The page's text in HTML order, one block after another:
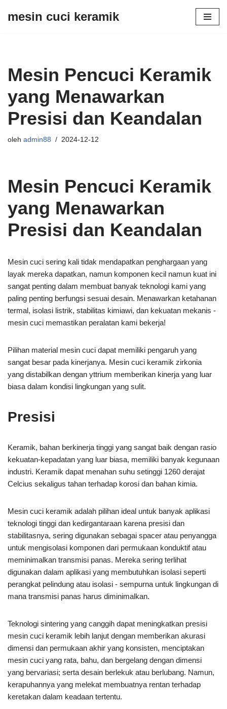
mesin cuci keramik
Mesin Pencuci Keramik
yang Menawarkan
Presisi dan Keandalan
oleh admin88 2024-12-12
Mesin Pencuci Keramik
yang Menawarkan
Presisi dan Keandalan
Mesin cuci sering kali tidak mendapatkan penghargaan yang
layak mereka dapatkan, namun komponen kecil namun kuat ini
sangat penting dalam membuat banyak teknologi kami yang
paling penting berfungsi sesuai desain. Menawarkan ketahanan
termal, isolasi listrik, stabilitas kimiawi, dan kekuatan mekanis -
mesin cuci memastikan peralatan kami bekerja!
Pilihan material mesin cuci dapat memiliki pengaruh yang
sangat besar pada kinerjanya. Mesin cuci keramik zirkonia
yang distabilkan dengan yttrium memberikan kinerja yang luar
biasa dalam kondisi lingkungan yang sulit.
Presisi
Keramik, bahan berkinerja tinggi yang sangat baik dengan rasio
kekuatan-kepadatan yang luar biasa, memiliki banyak kegunaan
industri. Keramik dapat menahan suhu setinggi 1260 derajat
Celcius sekaligus tahan terhadap korosi dan bahan kimia.
Mesin cuci keramik adalah pilihan ideal untuk banyak aplikasi
teknologi tinggi dan kedirgantaraan karena presisi dan
stabilitasnya, sering digunakan sebagai spacer atau penyangga
untuk mengisolasi komponen dari permukaan konduktif atau
meminimalkan transmisi panas. Mereka sering terlihat
digunakan dalam aplikasi yang membutuhkan isolasi seperti
perangkat pelindung atau isolasi - sempurna untuk lingkungan di
mana transmisi panas harus diminimalkan.
Teknologi sintering yang canggih dapat meningkatkan presisi
mesin cuci keramik lebih lanjut dengan memberikan akurasi
dimensi dan permukaan akhir yang konsisten, menciptakan
mesin cuci yang rata, bahu, dan bergelang dengan dimensi
yang bervariasi; serta desain berlekuk atau berlubang. Namun,
kerapuhannya yang melekat membuatnya rentan terhadap
keretakan dalam keadaan tertentu.